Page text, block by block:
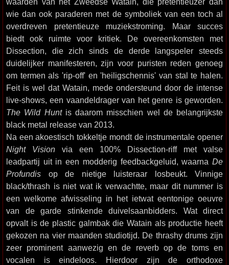
wie dan ook paraderen met de symboliek van een toch al
overdreven pretentieuze muziekstroming. Maar succes
biedt ook ruimte voor kritiek. De overeenkomsten met
Dissection, die zich sinds de derde langspeler steeds
duidelijker manifesteren, zijn voor puristen reden genoeg
om termen als 'rip-off' en 'heiligschennis' van stal te halen.
Feit is wel dat Watain, mede ondersteund door de intense
live-shows, een vaandeldrager van het genre is geworden.
The Wild Huntis daarom misschien wel de belangrijkste
black metal release van 2013.
Na een akoestisch tokkeltje mondt de instrumentale opener
Night Vision via een 100% Dissection-riff met valse
leadpartij uit in een modderig feedbackgeluid, waarna De
Profundis op de nietige luisteraar losbeukt. Vinnige
black/thrash is niet wat ik verwachtte, maar dit nummer is
een welkome afwisseling in het ietwat eentonige oeuvre
van de garde stinkende duivelsaanbidders. Wat direct
opvalt is de plastic galmbak die Watain als productie heeft
gekozen na vier maanden studiotijd. De thrashy drums zijn
zeer prominent aanwezig en de reverb op de toms en
vocalen is eindeloos. Hierdoor zijn de orthodoxe